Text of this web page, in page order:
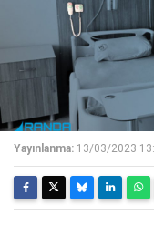
Yayınlanma: 13/03/2023